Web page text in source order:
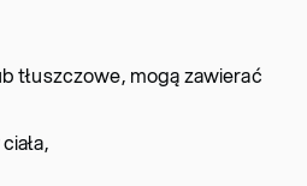
tłuszczowe, mogą zawierać